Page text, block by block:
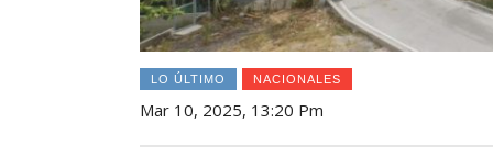
LO ÚLTIMO NACIONALES
Mar 10, 2025, 13:20 Pm